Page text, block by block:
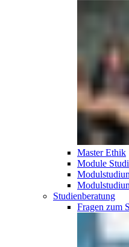
Master Ethik
Module
Studien­beratung
Fragen zum